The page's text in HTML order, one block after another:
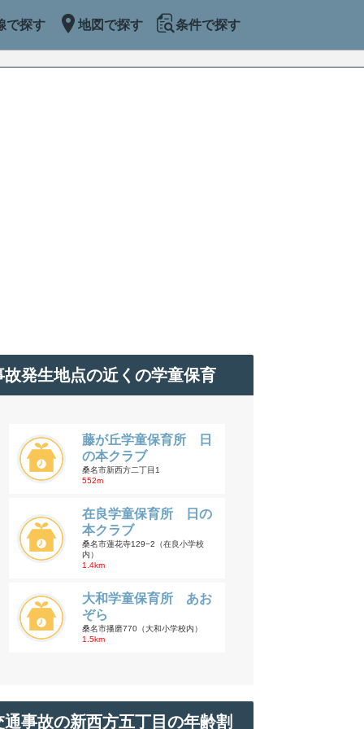
で探す 地図で探す 条件で探す
故発生地点の近くの学童保育
藤が丘学童保育所 日
の本クラブ
桑名市新西方二丁目1
552m
在良学童保育所 日の
本クラブ
桑名市蓮花寺129−2（在良小学校
内）
1.4km
大和学童保育所 あお
ぞら
桑名市播磨770（大和小学校内）
1.5km
通事故の新西方五丁目の年齢割